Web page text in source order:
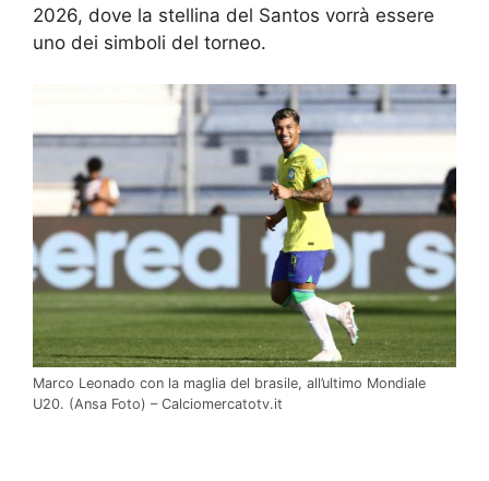
2026, dove la stellina del Santos vorrà essere
uno dei simboli del torneo.
Marco Leonado con la maglia del brasile, all’ultimo Mondiale
U20. (Ansa Foto) – Calciomercatotv.it